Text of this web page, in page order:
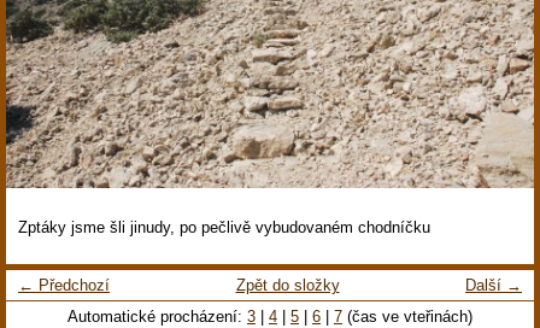
Zptáky jsme šli jinudy, po pečlivě vybudovaném chodníčku
← Předchozí Další →
Zpět do složky
Automatické procházení: 3 4 5 6 7 (čas ve vteřinách)